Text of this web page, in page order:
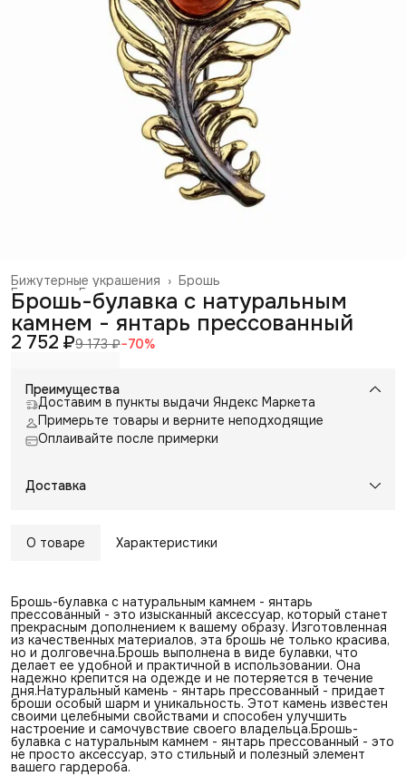
Брошь
Бижутерные украшения ›
Галантерея и аксессуары
Главная
Брошь-булавка с натуральным
камнем - янтарь прессованный
2 752 ₽9 173 ₽−70%
Преимущества
Доставим в пункты выдачи Яндекс Маркета
Примерьте товары и верните неподходящие
Оплаивайте после примерки
Доставка
О товаре Характеристики
Брошь-булавка с натуральным камнем - янтарь
прессованный - это изысканный аксессуар, который станет
прекрасным дополнением к вашему образу. Изготовленная
из качественных материалов, эта брошь не только красива,
но и долговечна.Брошь выполнена в виде булавки, что
делает ее удобной и практичной в использовании. Она
надежно крепится на одежде и не потеряется в течение
дня.Натуральный камень - янтарь прессованный - придает
броши особый шарм и уникальность. Этот камень известен
своими целебными свойствами и способен улучшить
настроение и самочувствие своего владельца.Брошь-
булавка с натуральным камнем - янтарь прессованный - это
не просто аксессуар, это стильный и полезный элемент
вашего гардероба.